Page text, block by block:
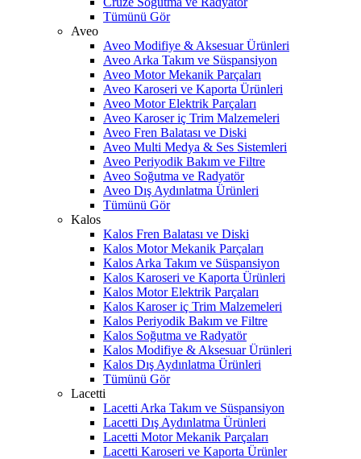
Tümünü Gör
Aveo
Aveo Modifiye & Aksesuar Ürünleri
Aveo Arka Takım ve Süspansiyon
Aveo Motor Mekanik Parçaları
Aveo Karoseri ve Kaporta Ürünleri
Aveo Motor Elektrik Parçaları
Aveo Karoser iç Trim Malzemeleri
Aveo Fren Balatası ve Diski
Aveo Multi Medya & Ses Sistemleri
Aveo Periyodik Bakım ve Filtre
Aveo Soğutma ve Radyatör
Aveo Dış Aydınlatma Ürünleri
Tümünü Gör
Kalos
Kalos Fren Balatası ve Diski
Kalos Motor Mekanik Parçaları
Kalos Arka Takım ve Süspansiyon
Kalos Karoseri ve Kaporta Ürünleri
Kalos Motor Elektrik Parçaları
Kalos Karoser iç Trim Malzemeleri
Kalos Periyodik Bakım ve Filtre
Kalos Soğutma ve Radyatör
Kalos Modifiye & Aksesuar Ürünleri
Kalos Dış Aydınlatma Ürünleri
Tümünü Gör
Lacetti
Lacetti Arka Takım ve Süspansiyon
Lacetti Dış Aydınlatma Ürünleri
Lacetti Motor Mekanik Parçaları
Lacetti Karoseri ve Kaporta Ürünler